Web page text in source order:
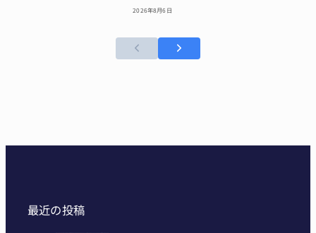
2026年8月6日
最近の投稿